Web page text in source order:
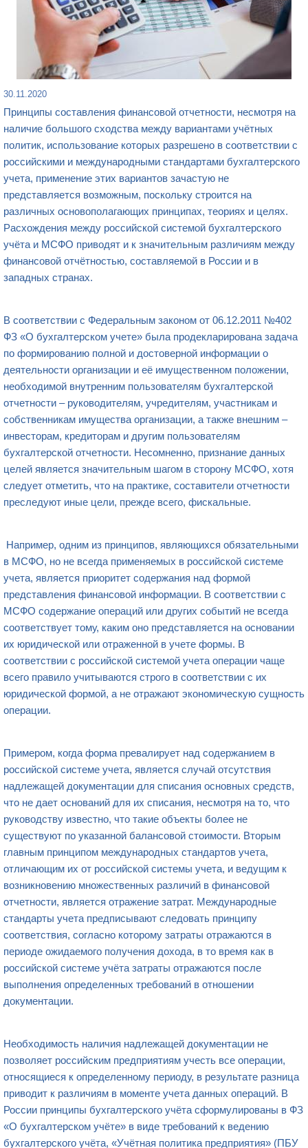
30.11.2020
Принципы составления финансовой отчетности, несмотря на
наличие большого сходства между вариантами учётных
политик, использование которых разрешено в соответствии с
российскими и международными стандартами бухгалтерского
учета, применение этих вариантов зачастую не
представляется возможным, поскольку строится на
различных основополагающих принципах, теориях и целях.
Расхождения между российской системой бухгалтерского
учёта и МСФО приводят и к значительным различиям между
финансовой отчётностью, составляемой в России и в
западных странах.
В соответствии с Федеральным законом от 06.12.2011 №402
ФЗ «О бухгалтерском учете» была продекларирована задача
по формированию полной и достоверной информации о
деятельности организации и её имущественном положении,
необходимой внутренним пользователям бухгалтерской
отчетности – руководителям, учредителям, участникам и
собственникам имущества организации, а также внешним –
инвесторам, кредиторам и другим пользователям
бухгалтерской отчетности. Несомненно, признание данных
целей является значительным шагом в сторону МСФО, хотя
следует отметить, что на практике, составители отчетности
преследуют иные цели, прежде всего, фискальные.
Например, одним из принципов, являющихся обязательными
в МСФО, но не всегда применяемых в российской системе
учета, является приоритет содержания над формой
представления финансовой информации. В соответствии с
МСФО содержание операций или других событий не всегда
соответствует тому, каким оно представляется на основании
их юридической или отраженной в учете формы. В
соответствии с российской системой учета операции чаще
всего правило учитываются строго в соответствии с их
юридической формой, а не отражают экономическую сущность
операции.
Примером, когда форма превалирует над содержанием в
российской системе учета, является случай отсутствия
надлежащей документации для списания основных средств,
что не дает оснований для их списания, несмотря на то, что
руководству известно, что такие объекты более не
существуют по указанной балансовой стоимости. Вторым
главным принципом международных стандартов учета,
отличающим их от российской системы учета, и ведущим к
возникновению множественных различий в финансовой
отчетности, является отражение затрат. Международные
стандарты учета предписывают следовать принципу
соответствия, согласно которому затраты отражаются в
периоде ожидаемого получения дохода, в то время как в
российской системе учёта затраты отражаются после
выполнения определенных требований в отношении
документации.
Необходимость наличия надлежащей документации не
позволяет российским предприятиям учесть все операции,
относящиеся к определенному периоду, в результате разница
приводит к различиям в моменте учета данных операций. В
России принципы бухгалтерского учёта сформулированы в ФЗ
«О бухгалтерском учёте» в виде требований к ведению
бухгалтерского учёта, «Учётная политика предприятия» (ПБУ